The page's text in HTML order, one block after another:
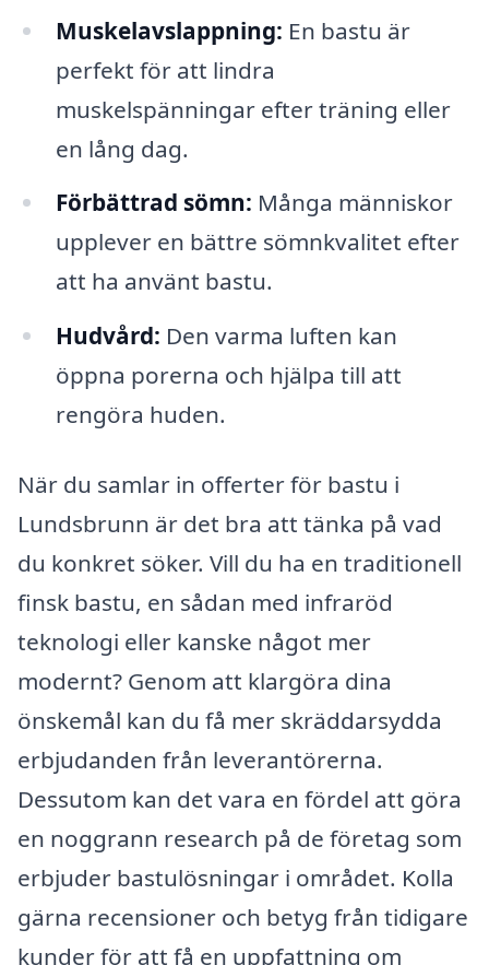
Muskelavslappning: En bastu är
perfekt för att lindra
muskelspänningar efter träning eller
en lång dag.
Förbättrad sömn: Många människor
upplever en bättre sömnkvalitet efter
att ha använt bastu.
Hudvård: Den varma luften kan
öppna porerna och hjälpa till att
rengöra huden.
När du samlar in offerter för bastu i
Lundsbrunn är det bra att tänka på vad
du konkret söker. Vill du ha en traditionell
finsk bastu, en sådan med infraröd
teknologi eller kanske något mer
modernt? Genom att klargöra dina
önskemål kan du få mer skräddarsydda
erbjudanden från leverantörerna.
Dessutom kan det vara en fördel att göra
en noggrann research på de företag som
erbjuder bastulösningar i området. Kolla
gärna recensioner och betyg från tidigare
kunder för att få en uppfattning om